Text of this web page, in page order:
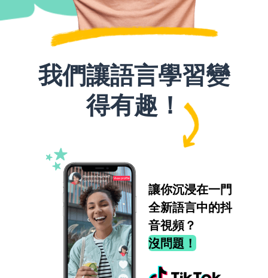
我們讓語言學習變
得有趣！
讓你沉浸在一門
全新語言中的抖
音視頻？
沒問題！